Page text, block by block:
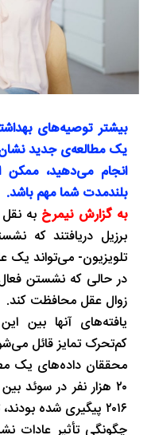
بیشتر توصیه‌های
یک مطالعه‌ی جدید
انجام می‌دهید، ممکن
بلندمدت شما مهم باشد.
به گزارش نیمرخ به
برزیل دریافتند که
تلویزیون- می‌تواند یک
در حالی که نشستن
زوال عقل محافظت کند.
یافته‌های آنها بین
کم‌تحرک تمایز قائل
محققان داده‌های یک
۲۰۱۶ پیگیری شده
چگونگی تأثیر عادات